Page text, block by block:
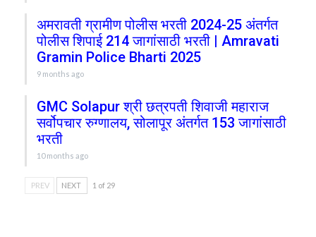
अमरावती ग्रामीण पोलीस भरती 2024-25 अंतर्गत
पोलीस शिपाई 214 जागांसाठी भरती | Amravati
Gramin Police Bharti 2025
9 months ago
GMC Solapur श्री छत्रपती शिवाजी महाराज
सर्वोपचार रुग्णालय, सोलापूर अंतर्गत 153 जागांसाठी
भरती
10 months ago
PREV NEXT 1 of 29